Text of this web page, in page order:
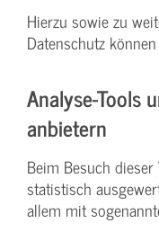
Hierzu sowie zu
Datenschutz
Analyse-Tools
anbietern
Beim Besuch
statistisch
allem mit